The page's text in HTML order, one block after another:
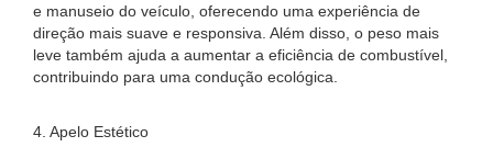
e manuseio do veículo, oferecendo uma experiência de
direção mais suave e responsiva. Além disso, o peso mais
leve também ajuda a aumentar a eficiência de combustível,
contribuindo para uma condução ecológica.
4. Apelo Estético